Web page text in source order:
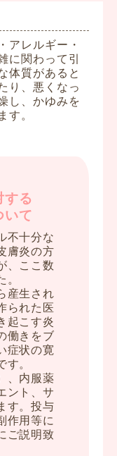
アレルギー・
に関わって引
体質があると
り、悪くなっ
し、かゆみを
す。
する
いて
不十分な
膚炎の方
、ここ数
産生され
られた医
起こす炎
働きをブ
症状の寛
す。
、内服薬
ント、サ
す。投与
作用等に
ご説明致